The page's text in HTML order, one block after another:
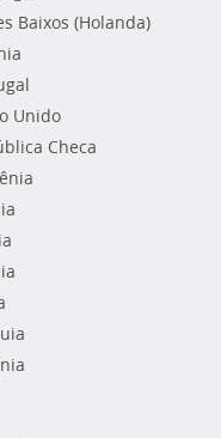
Baixos (Holanda)
Unido
Checa